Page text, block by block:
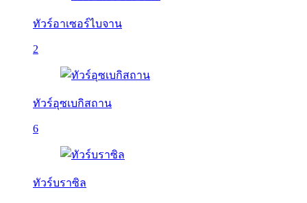
ทัวร์อาเซอร์ไบจาน
2
ทัวร์อุซเบกิสถาน
6
ทัวร์บราซิล